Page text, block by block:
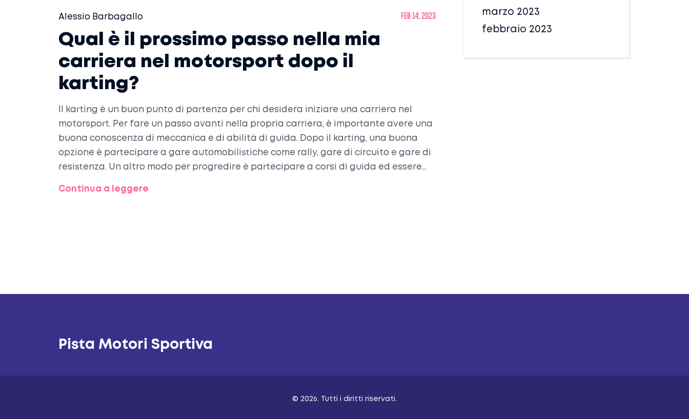
Alessio Barbagallo feb 14, 2023
Qual è il prossimo passo nella mia
carriera nel motorsport dopo il
karting?
Il karting è un buon punto di partenza per chi desidera iniziare una carriera nel
motorsport. Per fare un passo avanti nella propria carriera, è importante avere una
buona conoscenza di meccanica e di abilità di guida. Dopo il karting, una buona
opzione è partecipare a gare automobilistiche come rally, gare di circuito e gare di
resistenza. Un altro modo per progredire è partecipare a corsi di guida ed essere
professionali e sfruttare le opportunità di volontariato per consentire di ottenere
Continua a leggere
marzo 2023
febbraio 2023
Pista Motori Sportiva
© 2026. Tutti i diritti riservati.